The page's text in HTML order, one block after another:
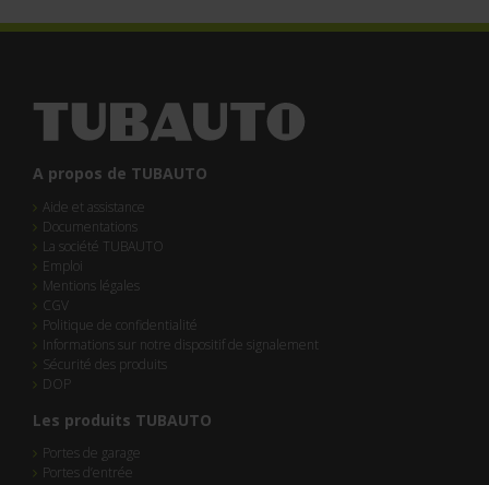
A propos de TUBAUTO
Aide et assistance
Documentations
La société TUBAUTO
Emploi
Mentions légales
CGV
Politique de confidentialité
Informations sur notre dispositif de signalement
Sécurité des produits
DOP
Les produits TUBAUTO
Portes de garage
Portes d’entrée